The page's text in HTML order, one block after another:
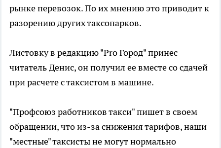
рынке перевозок. По их мнению это приводит к
разорению других таксопарков.
Листовку в редакцию "Pro Город" принес
читатель Денис, он получил ее вместе со сдачей
при расчете с таксистом в машине.
"Профсоюз работников такси" пишет в своем
обращении, что из-за снижения тарифов, наши
"местные" таксисты не могут нормально